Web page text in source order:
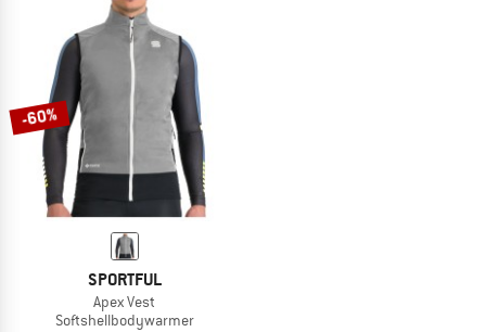
-60%
SPORTFUL
Apex Vest
Softshellbodywarmer